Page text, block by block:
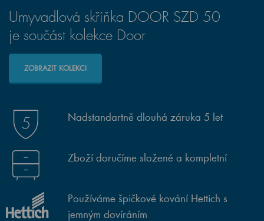
Umyvadlová skříňka DOOR SZD 50
je součást kolekce Door
ZOBRAZIT KOLEKCI
Nadstandartně dlouhá záruka 5 let
Zboží doručíme složené a kompletní
Používáme špičkové kování Hettich s
jemným dovíráním